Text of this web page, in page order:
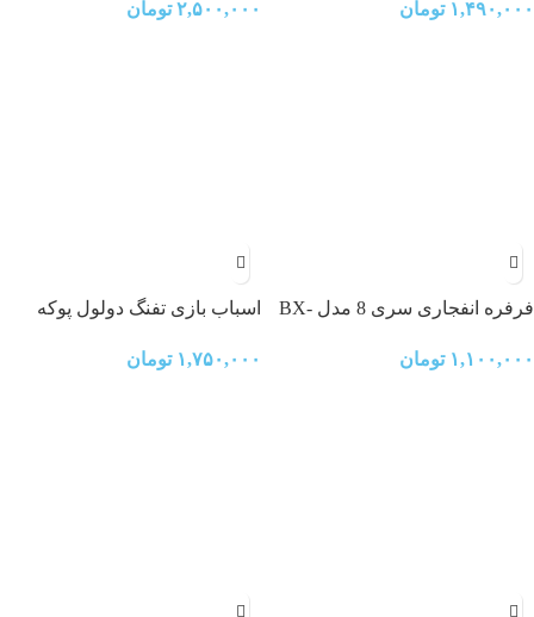
۱,۴۹۰,۰۰۰ تومان ۲,۵۰۰,۰۰۰ تومان
فرفره انفجاری سری 8 مدل BX-
۱,۱۰۰,۰۰۰ تومان
اسباب بازی تفنگ دولول پوکه
۱,۷۵۰,۰۰۰ تومان